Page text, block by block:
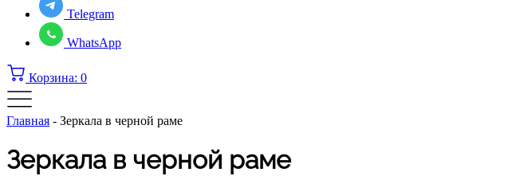
Telegram
WhatsApp
Корзина: 0
Главная - Зеркала в черной раме
Зеркала в черной раме